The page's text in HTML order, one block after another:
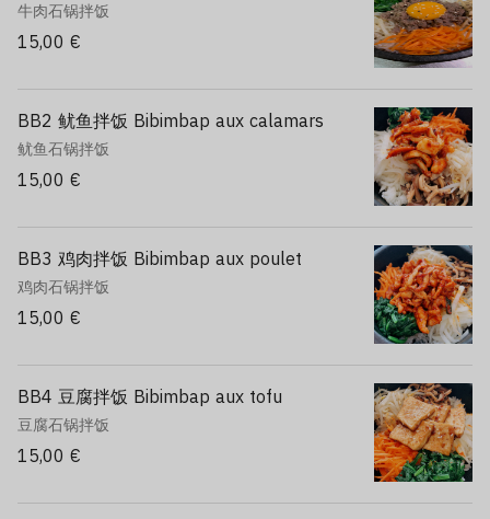
牛肉石锅拌饭
15,00 €
BB2 鱿鱼拌饭 Bibimbap aux calamars
鱿鱼石锅拌饭
15,00 €
BB3 鸡肉拌饭 Bibimbap aux poulet
鸡肉石锅拌饭
15,00 €
BB4 豆腐拌饭 Bibimbap aux tofu
豆腐石锅拌饭
15,00 €